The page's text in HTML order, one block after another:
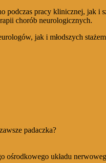
pracy klinicznej, jak
chorób neurologicznych.
jak i młodszych
padaczka?
ośrodkowego układu